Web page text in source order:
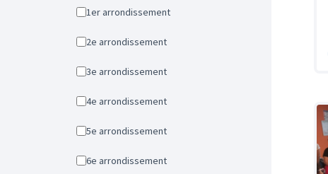
1er arrondissement
2e arrondissement
3e arrondissement
4e arrondissement
5e arrondissement
6e arrondissement